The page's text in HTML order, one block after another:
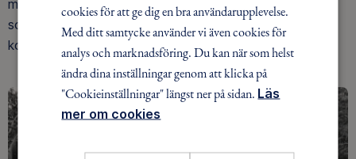
med oss ut!” med Friluftsfrämjandets stöd, ett projekt
som hjälper långtidssjukskrivna med psykisk ohälsa att
komma ut i naturen.
cookies för att ge dig en bra användarupplevelse.
Med ditt samtycke använder vi även cookies för
analys och marknadsföring. Du kan när som helst
ändra dina inställningar genom att klicka på
"Cookieinställningar" längst ner på sidan. Läs
mer om cookies